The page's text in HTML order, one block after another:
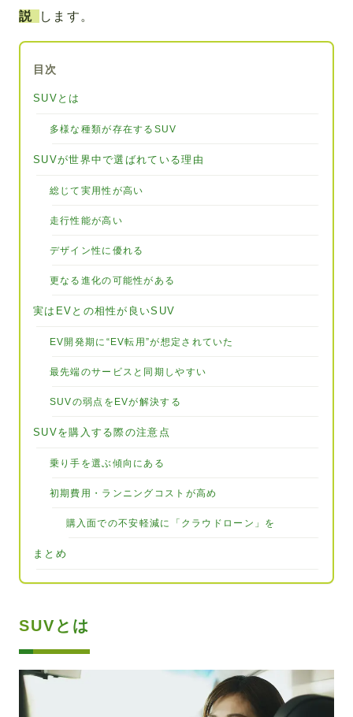
説
します。
目次
SUVとは
多様な種類が存在するSUV
SUVが世界中で選ばれている理由
総じて実用性が高い
走行性能が高い
デザイン性に優れる
更なる進化の可能性がある
実はEVとの相性が良いSUV
EV開発期に“EV転用”が想定されていた
最先端のサービスと同期しやすい
SUVの弱点をEVが解決する
SUVを購入する際の注意点
乗り手を選ぶ傾向にある
初期費用・ランニングコストが高め
購入面での不安軽減に「クラウドローン」を
まとめ
SUVとは